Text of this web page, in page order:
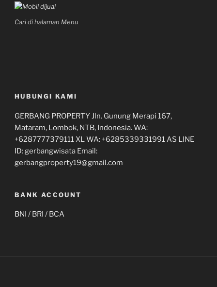
Cari di halaman Menu
HUBUNGI KAMI
GERBANG PROPERTY Jln. Gunung Merapi 167,
Mataram, Lombok, NTB, Indonesia. WA:
+6287777379111 XL WA: +6285339331991 AS LINE
ID: gerbangwisata Email:
gerbangproperty19@gmail.com
BANK ACCOUNT
BNI / BRI / BCA